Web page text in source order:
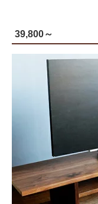
39,800～